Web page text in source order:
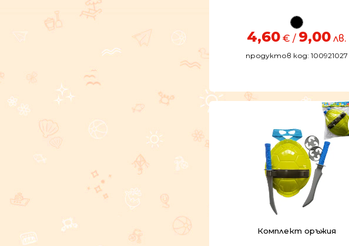
4,60 € / 9,00 лв.
продуктов код: 100921027
Комплект оръжия